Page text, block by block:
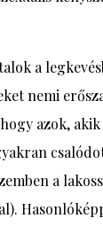
a
nemi
azok,
a